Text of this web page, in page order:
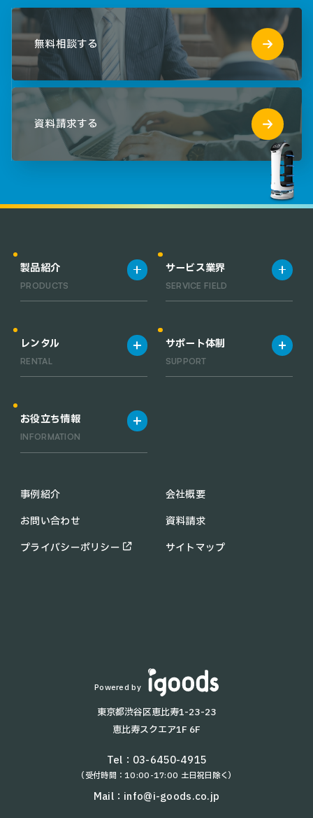
無料相談する
資料請求する
Powered by
東京都渋谷区恵比寿1-23-23
恵比寿スクエア1F 6F
Tel： 03-6450-4915
（受付時間：10:00-17:00 土日祝日除く）
Mail： info@i-goods.co.jp
製品紹介
PRODUCTS
清掃ロボット一覧
業務用小型清掃ロボット一覧
RACLEBO slim pro
RACLEBO
RACLEBO win
PUDU CC1
KIRARA
PUDU MT1
サービス業界
SERVICE FIELD
飲食店
工場・倉庫
オフィス
レンタル
RENTAL
サポート体制
SUPPORT
お役立ち情報
INFORMATION
業務用 清掃ロボットの導入メ
助成金・補助金情報
コラム
事例紹介
会社概要
お問い合わせ
資料請求
プライバシーポリシー
サイトマップ